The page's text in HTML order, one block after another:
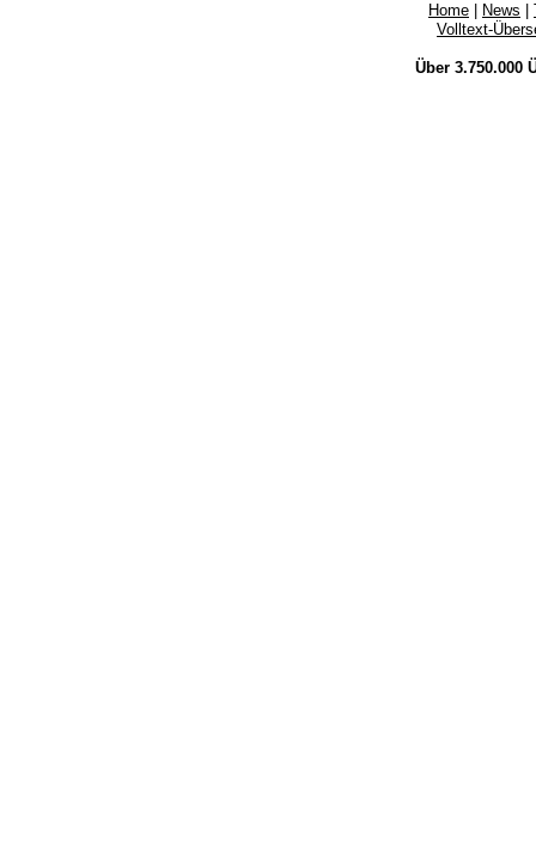
Home News
Volltext-
Über 3.750.000